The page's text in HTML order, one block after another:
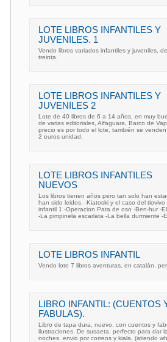
LOTE LIBROS INFANTILES Y
JUVENILES. 1
Vendo libros variados infantiles y juveniles,
treinta.
LOTE LIBROS INFANTILES Y
JUVENILES 2
Lote de 40 libros de 6 a 14 años, en muy
de varias editoriales, Alfaguara, Barco de
precio es por todo el lote, también se
2 euros unidad.
LOTE LIBROS INFANTILES
NUEVOS
Los libros tienen años pero tan solo han
han sido leidos. -Kiatoski y el caso del tiovivo
infantil 1 -Operacion Pata de oso -Ben-hur -
-La pimpinela escarlata -La bella durmiente -
LOTE LIBROS INFANTIL
Vendo lote 7 libros aventuras, en catalán,
LIBRO INFANTIL: (CUENTOS
FABULAS).
Libro de tapa dura, nuevo, con cuentos y
ilustraciones. De susaeta. perfecto para dar
noches. envio por correos y kiala, (atiendo